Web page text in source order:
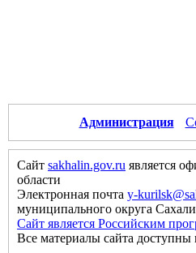
Администрация
Сайт sakhalin.gov.ru является
области
Электронная почта y-
муниципального округа
Сайт является Российским
Все материалы сайта доступны